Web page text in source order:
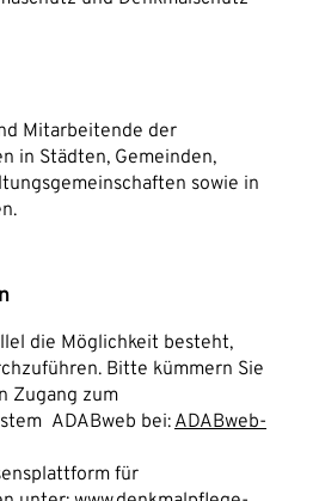
Mitarbeitende der
in Städten, Gemeinden,
sowie in
die Möglichkeit besteht,
Bitte kümmern Sie
Zugang zum
ADABweb bei:ADABweb-
für